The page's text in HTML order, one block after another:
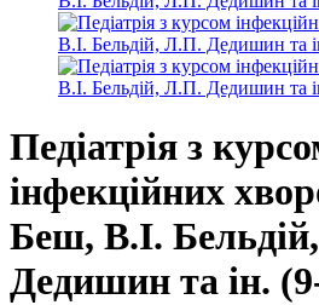
Педіатрія з
інфекційних
Беш, В.I.
Дедишин та ін.